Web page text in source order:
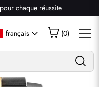
chaque réussite
français (0)
sont autorisés à